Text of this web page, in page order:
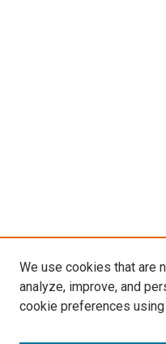
We use cookies that are
analyze, improve, and
cookie preferences using